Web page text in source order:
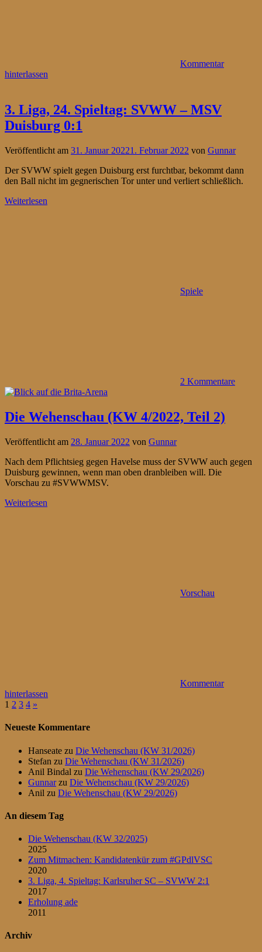
Kommentar
hinterlassen
3. Liga, 24. Spieltag: SVWW – MSV
Duisburg 0:1
Veröffentlicht am 31. Januar 20221. Februar 2022 von Gunnar
Der SVWW spielt gegen Duisburg erst furchtbar, bekommt dann
den Ball nicht im gegnerischen Tor unter und verliert schließlich.
Weiterlesen
Spiele
2 Kommentare
Die Wehenschau (KW 4/2022, Teil 2)
Veröffentlicht am 28. Januar 2022 von Gunnar
Nach dem Pflichtsieg gegen Havelse muss der SVWW auch gegen
Duisburg gewinnen, wenn man oben dranbleiben will. Die
Vorschau zu #SVWWMSV.
Weiterlesen
Vorschau
Kommentar
hinterlassen
Seitennummerierung
der
1 2 3 4 Nächste
»
Neueste Kommentare
Hanseate zu Die Wehenschau (KW 31/2026)
Stefan zu Die Wehenschau (KW 31/2026)
Anil Bindal zu Die Wehenschau (KW 29/2026)
Gunnarzu Die Wehenschau (KW 29/2026)
Anil zu Die Wehenschau (KW 29/2026)
An diesem Tag
Die Wehenschau (KW 32/2025)
2025
Zum Mitmachen: Kandidatenkür zum #GPdlVSC
2020
3. Liga, 4. Spieltag: Karlsruher SC – SVWW 2:1
2017
Erholung ade
2011
Archiv